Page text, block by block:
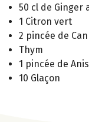
50 cl de Ginger
1 Citron vert
2 pincée de
Thym
1 pincée de Anis
10 Glaçon